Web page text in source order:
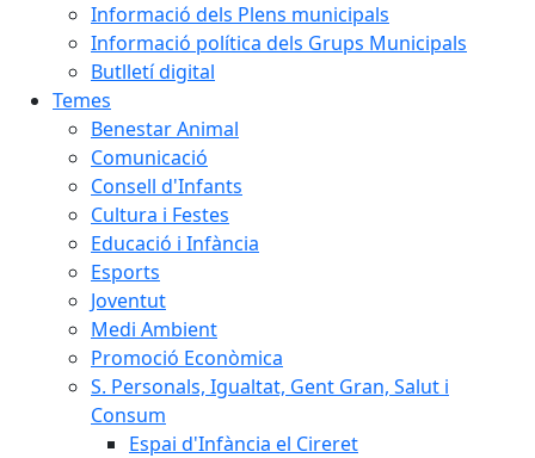
Informació dels Plens municipals
Informació política dels Grups Municipals
Butlletí digital
Temes
Benestar Animal
Comunicació
Consell d'Infants
Cultura i Festes
Educació i Infància
Esports
Joventut
Medi Ambient
Promoció Econòmica
S. Personals, Igualtat, Gent Gran, Salut i
Consum
Espai d'Infància el Cireret